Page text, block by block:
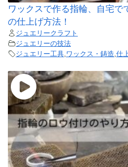
ワックスで作る指輪、自宅で
の仕上げ方法！
ジュエリークラフト
ジュエリーの技法
ジュエリー工具 ワックス・鋳造 仕